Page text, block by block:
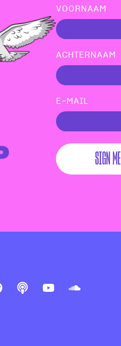
VOORNAAM
ACHTERNAAM
E-MAIL
SIGN